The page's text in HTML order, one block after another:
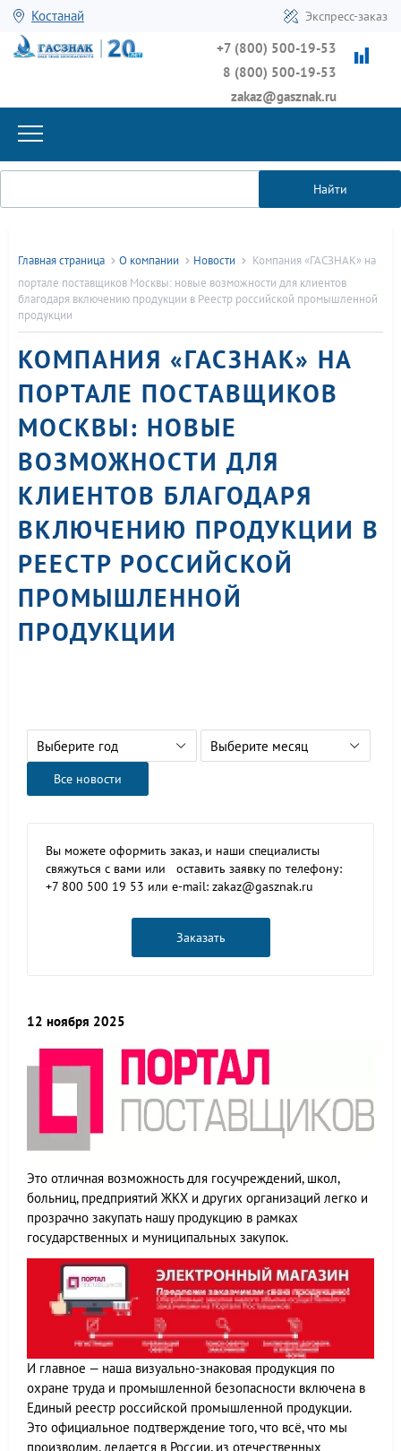
Костанай Экспресс-заказ
+7 (800) 500-19-53
8 (800) 500-19-53
zakaz@gasznak.ru
Найти
Главная страница О компании Новости
Компания «ГАСЗНАК» на
портале поставщиков Москвы: новые возможности для клиентов
благодаря включению продукции в Реестр российской промышленной
продукции
КОМПАНИЯ «ГАСЗНАК» НА
ПОРТАЛЕ ПОСТАВЩИКОВ
МОСКВЫ: НОВЫЕ
ВОЗМОЖНОСТИ ДЛЯ
КЛИЕНТОВ БЛАГОДАРЯ
ВКЛЮЧЕНИЮ ПРОДУКЦИИ В
РЕЕСТР РОССИЙСКОЙ
ПРОМЫШЛЕННОЙ
ПРОДУКЦИИ
Выберите год Выберите месяц
Все новости
Вы можете оформить заказ, и наши специалисты
свяжуться с вами или оставить заявку по телефону:
+7 800 500 19 53 или e-mail: zakaz@gasznak.ru
Заказать
12 ноября 2025
Это отличная возможность для госучреждений, школ,
больниц, предприятий ЖКХ и других организаций легко и
прозрачно закупать нашу продукцию в рамках
государственных и муниципальных закупок.
И главное — наша визуально-знаковая продукция по
охране труда и промышленной безопасности включена в
Единый реестр российской промышленной продукции.
Это официальное подтверждение того, что всё, что мы
производим, делается в России, из отечественных